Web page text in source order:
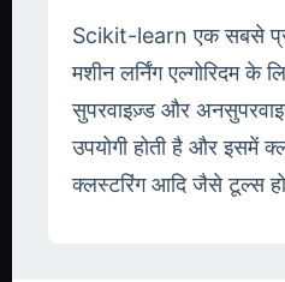
Scikit-learn एक सबसे
मशीन लर्निंग एल्गोरिदम के
सुपरवाइज़्ड और
उपयोगी होती है और इसमें
क्लस्टरिंग आदि जैसे टूल्स